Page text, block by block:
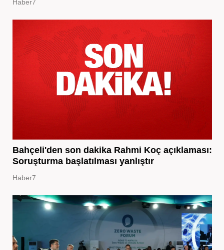
Haber7
Bahçeli'den son dakika Rahmi Koç açıklaması:
Soruşturma başlatılması yanlıştır
Haber7